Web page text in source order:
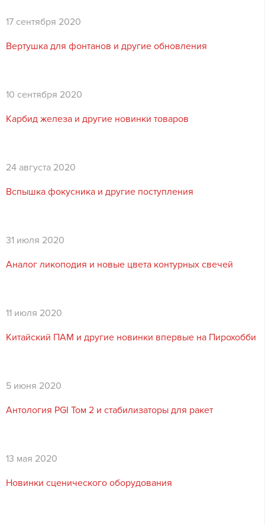
17 сентября 2020
Вертушка для фонтанов и другие обновления
10 сентября 2020
Карбид железа и другие новинки товаров
24 августа 2020
Вспышка фокусника и другие поступления
31 июля 2020
Аналог ликоподия и новые цвета контурных свечей
11 июля 2020
Китайский ПАМ и другие новинки впервые на Пирохобби
5 июня 2020
Антология PGI Том 2 и стабилизаторы для ракет
13 мая 2020
Новинки сценического оборудования